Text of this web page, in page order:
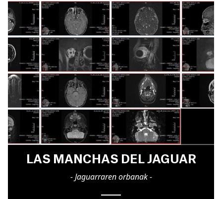
LAS MANCHAS DEL JAGUAR
- Jaguarraren orbanak -